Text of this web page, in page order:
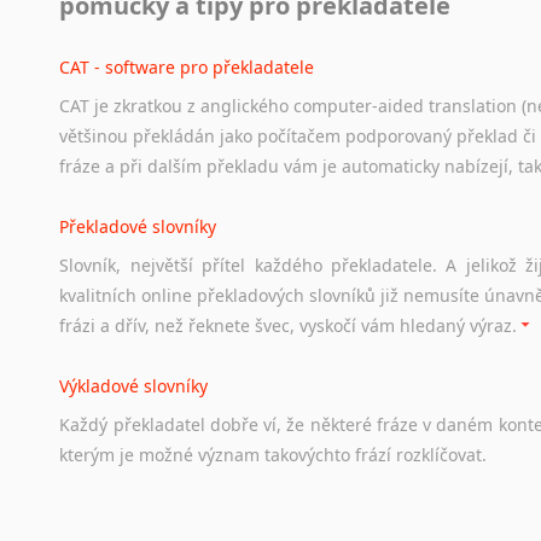
Odkazy poskytující cenné informace nekomerčního
Studium v Austrálii
Soubor odkazů užitečných všem, kteří uvažují o studiu v
a zázemí, australské univerzity a samozřejmě i osobní
Práce v Austrálii
Odkazy poskytující cenné informace nekomerčního
hledat práci na internetu případně osobní zkušenosti
Hledáte-li
práci
stejná obecná pravidla, jako pro český životopis. Tak dost
CAT - software pro překladatele
CAT je zkratkou z anglického computer-aided translation
většinou překládán jako počítačem podporovaný překlad
fráze a při dalším překladu vám je automaticky nabízejí,
Překladové slovníky
Slovník, největší přítel každého překladatele. A jelikož
kvalitních online překladových slovníků již nemusíte
frázi a dřív, než řeknete švec, vyskočí vám hledaný výraz.
Výkladové slovníky
Každý překladatel dobře ví, že některé fráze v daném
kterým je možné význam takovýchto frází rozklíčovat.